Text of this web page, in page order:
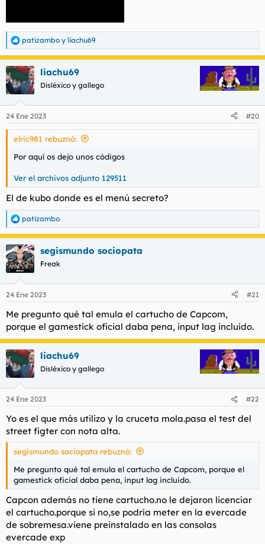
R
e
c
c
e
s
patizambo y liachu69
liachu69
Disléxico y gallego
24 Ene 2023 #20
elric981 rebuznó:
Por aquí os dejo unos códigos
Ver el archivos adjunto 129511
El de kubo donde es el menú secreto?
R
e
c
c
i
e
:
patizambo
segismundo sociopata
Freak
24 Ene 2023 #21
Me pregunto qué tal emula el cartucho de Capcom,
porque el gamestick oficial daba pena, input lag incluido.
liachu69
Disléxico y gallego
24 Ene 2023 #22
Yo es el que más utilizo y la cruceta mola.pasa el test del
street figter con nota alta.
segismundo sociopata rebuznó:
Me pregunto qué tal emula el cartucho de Capcom, porque el
gamestick oficial daba pena, input lag incluido.
Capcon además no tiene cartucho.no le dejaron licenciar
el cartucho.porque si no,se podría meter en la evercade
de sobremesa.viene preinstalado en las consolas
evercade exp